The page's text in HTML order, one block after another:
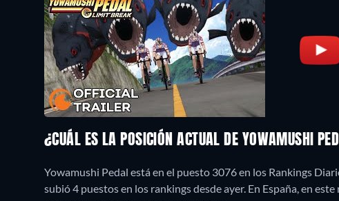
¿CUÁL ES LA POSICIÓN ACTUAL DE YOWAMUSHI
Yowamushi Pedal está en el puesto 3076 en los Rankings
subió 4 puestos en los rankings desde ayer. En España, en